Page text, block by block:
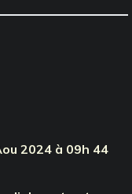
2024 à 09h 44